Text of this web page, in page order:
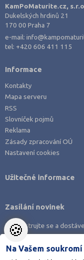
KamPoMaturite.cz,
Dukelských hrdinů 21
170 00 Praha 7
e-mail:
tel: +420 606 411 115
Informace
Kontakty
Mapa serveru
RSS
Slovníček pojmů
Reklama
Zásady zpracování OÚ
Nastavení cookies
Užitečné informace
Zasílání novinek
Zaregistrujte se a
🍪
Na Vašem